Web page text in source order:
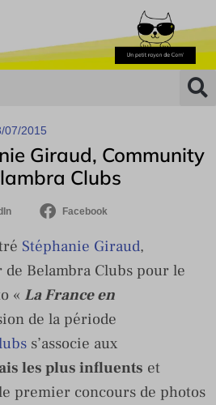
07/2015
Giraud, Community
Clubs
Facebook
Stéphanie Giraud,
Belambra Clubs pour le
« La France en
de la période
s’associe aux
les plus influents et
premier concours de photos